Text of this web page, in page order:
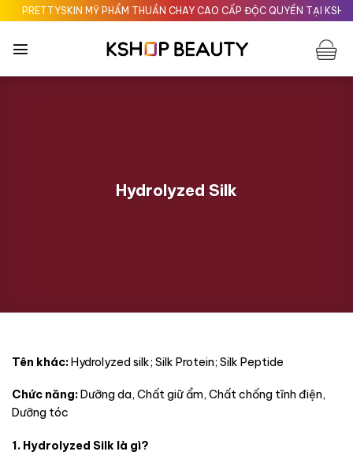
Chuyển
đến
nội
PRETTYSKIN MỸ PHẨM THUẦN CHAY CAO CẤP ĐỘC QUYỀN TẠI
Hydrolyzed Silk
Tên khác:Hydrolyzed silk; Silk Protein; Silk Peptide
Chức năng: Dưỡng da, Chất giữ ẩm, Chất chống tĩnh điện,
Dưỡng tóc
1. Hydrolyzed Silk là gì?